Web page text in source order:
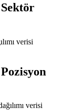
verisi
verisi